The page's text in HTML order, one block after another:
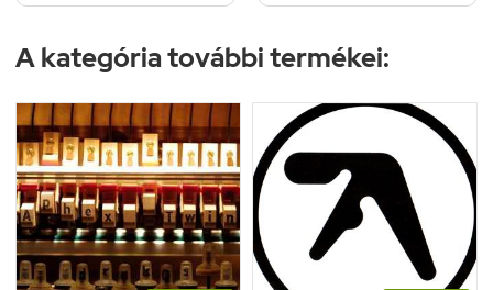
A kategória további termékei: